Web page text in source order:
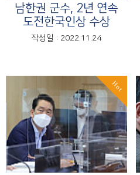
남한권 군수, 2년 연속
도전한국인상 수상
작성일 : 2022.11.24
Hot